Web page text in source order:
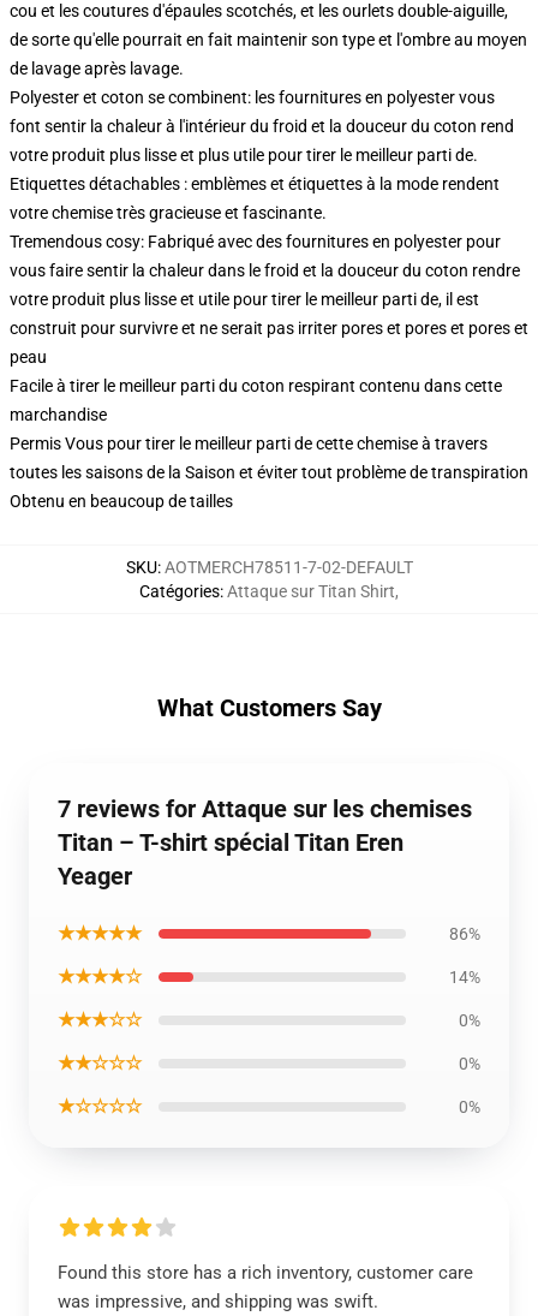
cou et les coutures d'épaules scotchés, et les ourlets double-aiguille,
de sorte qu'elle pourrait en fait maintenir son type et l'ombre au moyen
de lavage après lavage.
Polyester et coton se combinent: les fournitures en polyester vous
font sentir la chaleur à l'intérieur du froid et la douceur du coton rend
votre produit plus lisse et plus utile pour tirer le meilleur parti de.
Etiquettes détachables : emblèmes et étiquettes à la mode rendent
votre chemise très gracieuse et fascinante.
Tremendous cosy: Fabriqué avec des fournitures en polyester pour
vous faire sentir la chaleur dans le froid et la douceur du coton rendre
votre produit plus lisse et utile pour tirer le meilleur parti de, il est
construit pour survivre et ne serait pas irriter pores et pores et pores et
peau
Facile à tirer le meilleur parti du coton respirant contenu dans cette
marchandise
Permis Vous pour tirer le meilleur parti de cette chemise à travers
toutes les saisons de la Saison et éviter tout problème de transpiration
Obtenu en beaucoup de tailles
SKU:AOTMERCH78511-7-02-DEFAULT
Catégories:Attaque sur Titan Shirt,
What Customers Say
7 reviews for Attaque sur les chemises
Titan – T-shirt spécial Titan Eren
Yeager
★★★★★ 86%
★★★★☆ 14%
★★★☆☆ 0%
★★☆☆☆ 0%
★☆☆☆☆ 0%
Found this store has a rich inventory, customer care
was impressive, and shipping was swift.